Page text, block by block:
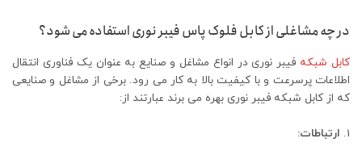
در چه مشاغلی از کابل فلوک پاس فیبر نوری استفاده می شود؟
کابل شبکه فیبر نوری در انواع مشاغل و صنایع به عنوان یک فناوری انتقال
اطلاعات پرسرعت و با کیفیت بالا به کار می ‌رود. برخی از مشاغل و صنایعی
که از کابل شبکه فیبر نوری بهره می‌ برند عبارتند از:
ارتباطات: